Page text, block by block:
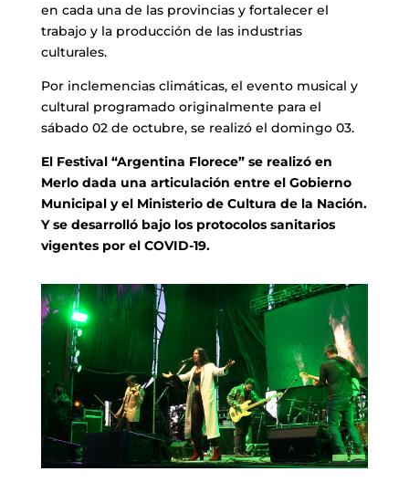
en cada una de las provincias y fortalecer el
trabajo y la producción de las industrias
culturales.
Por inclemencias climáticas, el evento musical y
cultural programado originalmente para el
sábado 02 de octubre, se realizó el domingo 03.
El Festival “Argentina Florece” se realizó en
Merlo dada una articulación entre el Gobierno
Municipal y el Ministerio de Cultura de la Nación.
Y se desarrolló bajo los protocolos sanitarios
vigentes por el COVID-19.